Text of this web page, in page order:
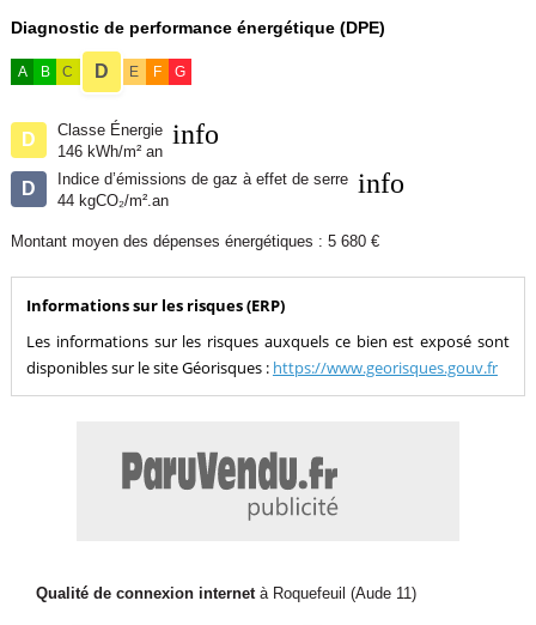
Montant moyen des Charges annuelles : 0.00 euros
Contacter l'annonceur
ARIEGE PYRENEES IMMOBILIER
Diagnostic de performance énergétique (DPE)
A B C D E F G
D
Classe Énergie
146 kWh/m² an
info
D
Indice d’émissions de gaz à effet de serre
44 kgCO₂/m².an
info
Montant moyen des dépenses énergétiques : 5 680 €
Informations sur les risques (ERP)
Les informations sur les risques auxquels ce bien est exposé sont
disponibles sur le site Géorisques : https://www.georisques.gouv.fr
Qualité de connexion internetà Roquefeuil (Aude 11)